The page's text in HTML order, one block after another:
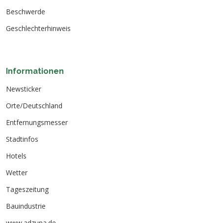
Beschwerde
Geschlechterhinweis
Informationen
Newsticker
Orte/Deutschland
Entfernungsmesser
Stadtinfos
Hotels
Wetter
Tageszeitung
Bauindustrie